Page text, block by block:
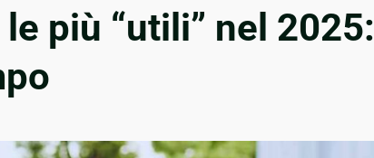
più “utili” nel 2025: